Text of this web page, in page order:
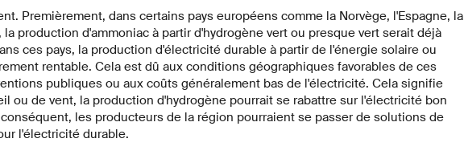
Premièrement, dans certains pays européens comme la Norvège, l'Espagne, la
production d'ammoniac à partir d'hydrogène vert ou presque vert serait déjà
ces pays, la production d'électricité durable à partir de l'énergie solaire ou
rentable. Cela est dû aux conditions géographiques favorables de ces
publiques ou aux coûts généralement bas de l'électricité. Cela signifie
ou de vent, la production d'hydrogène pourrait se rabattre sur l'électricité bon
les producteurs de la région pourraient se passer de solutions de
l'électricité durable.